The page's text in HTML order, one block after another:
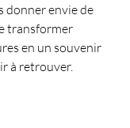
donner envie de
transformer
en un souvenir
à retrouver.